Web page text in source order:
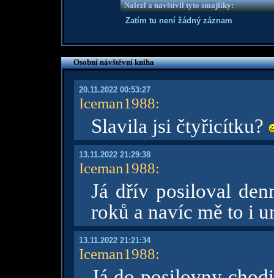
Nalezl a navštívil tyto smajlíky:
Zatím tu není žádný záznam
Osobní návštěvní kniha
20.11.2022 00:53:27
Iceman1988:
Slavila jsi čtyřicítku?
13.11.2022 21:29:38
Iceman1988:
Já dřív posiloval
roků a navíc mě to i
13.11.2022 21:21:34
Iceman1988: